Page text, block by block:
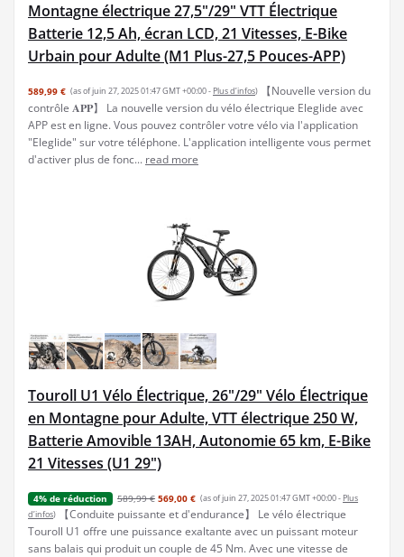
Montagne électrique 27,5"/29" VTT Électrique
Batterie 12,5 Ah, écran LCD, 21 Vitesses, E-Bike
Urbain pour Adulte (M1 Plus-27,5 Pouces-APP)
589,99 € (as of juin 27, 2025 01:47 GMT +00:00 - Plus d’infos)
【Nouvelle version du
contrôle 𝐀𝐏𝐏】 La nouvelle version du vélo électrique Eleglide avec
APP est en ligne. Vous pouvez contrôler votre vélo via l'application
"Eleglide" sur votre téléphone. L'application intelligente vous permet
d'activer plus de fonc... read more
Touroll U1 Vélo Électrique, 26"/29" Vélo Électrique
en Montagne pour Adulte, VTT électrique 250 W,
Batterie Amovible 13AH, Autonomie 65 km, E-Bike
21 Vitesses (U1 29")
4% de réduction 589,99 € 569,00 € (as of juin 27, 2025 01:47 GMT +00:00 - Plus
d’infos)
【Conduite puissante et d'endurance】 Le vélo électrique
Touroll U1 offre une puissance exaltante avec un puissant moteur
sans balais qui produit un couple de 45 Nm. Avec une vitesse de